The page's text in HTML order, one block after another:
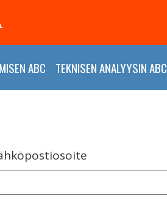
ABC TEKNISEN ANALYYSIN ABC